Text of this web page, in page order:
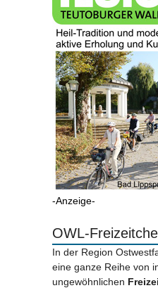
-Anzeige-
OWL-
In der Region
eine ganze Reihe von
ungewöhnlichen